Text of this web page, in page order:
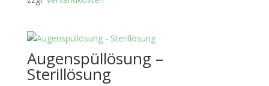
Augenspüllösung –
Sterillösung